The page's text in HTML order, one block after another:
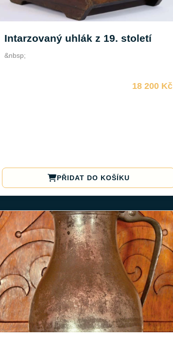
Intarzovaný uhlák z 19. století
&nbsp;
18 200 Kč
PŘIDAT DO KOŠÍKU